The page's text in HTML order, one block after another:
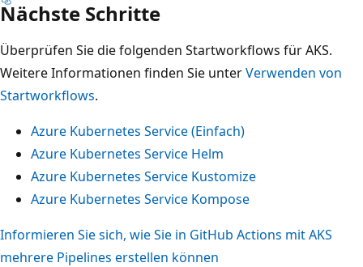
Nächste Schritte
Überprüfen Sie die folgenden Startworkflows für AKS.
Weitere Informationen finden Sie unterVerwenden von
Startworkflows.
Azure Kubernetes Service (Einfach)
Azure Kubernetes Service Helm
Azure Kubernetes Service Kustomize
Azure Kubernetes Service Kompose
Informieren Sie sich, wie Sie in GitHub Actions mit AKS
mehrere Pipelines erstellen können